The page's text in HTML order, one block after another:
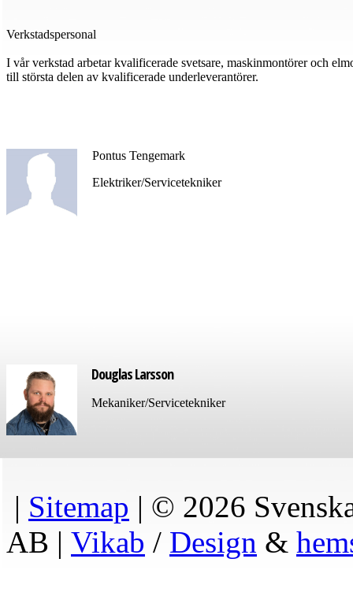
Verkstadspersonal
I vår verkstad arbetar kvalificerade svetsare, maskinmontörer och
till största delen av kvalificerade underleverantörer.
Pontus Tengemark
Elektriker/Servicetekniker
Douglas Larsson
Mekaniker/Servicetekniker
| Sitemap | © 2026
AB | Vikab / Design &